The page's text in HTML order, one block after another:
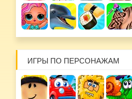
ИГРЫ ПО ПЕРСОНАЖАМ